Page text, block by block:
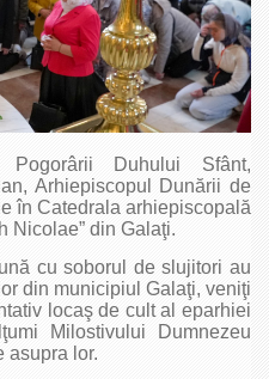
Duhului Sfânt,
Arhiepiscopul Dunării de
în Catedrala arhiepiscopală
Nicolae” din Galaţi.
cu soborul de slujitori au
din municipiul Galaţi, veniţi
locaş de cult al eparhiei
Milostivului Dumnezeu
asupra lor.